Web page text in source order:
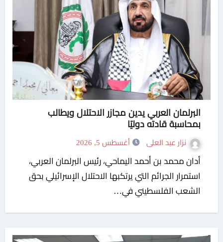
البرلمان العربي يدين مجازر الاحتلال ويطالب
بمحاسبة قادته دوليًا
نزار عبد العلى أغسطس 5, 2026
أدان محمد بن أحمد اليماحي، رئيس البرلمان العربي،
استمرار الجرائم التي يرتكبها الاحتلال الإسرائيلي بحق
الشعب الفلسطيني في…